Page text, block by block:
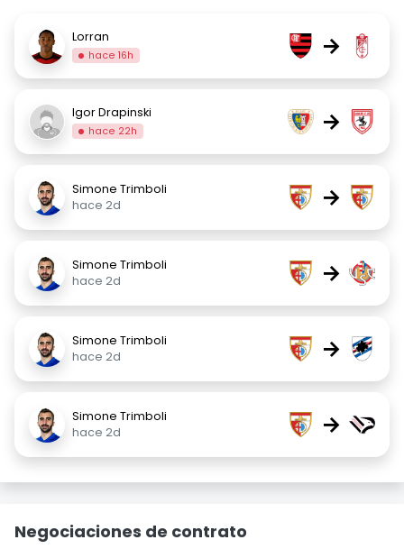
Lorran
hace 16h →
Igor Drapinski
hace 22h →
Simone Trimboli
hace 2d
→
Simone Trimboli
hace 2d
→
Simone Trimboli
hace 2d
→
Simone Trimboli
hace 2d
→
Negociaciones de contrato